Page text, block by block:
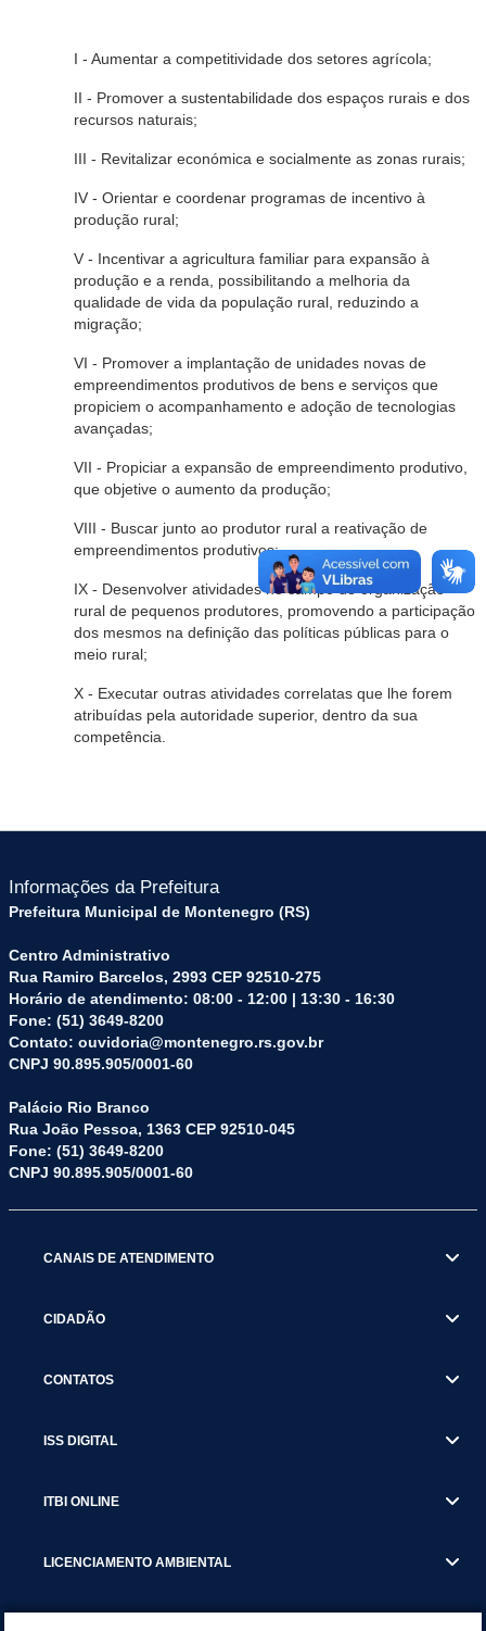
I - Aumentar a competitividade dos setores agrícola;
II - Promover a sustentabilidade dos espaços rurais e dos
recursos naturais;
III - Revitalizar económica e socialmente as zonas rurais;
IV - Orientar e coordenar programas de incentivo à
produção rural;
V - Incentivar a agricultura familiar para expansão à
produção e a renda, possibilitando a melhoria da
qualidade de vida da população rural, reduzindo a
migração;
VI - Promover a implantação de unidades novas de
empreendimentos produtivos de bens e serviços que
propiciem o acompanhamento e adoção de tecnologias
avançadas;
VII - Propiciar a expansão de empreendimento produtivo,
que objetive o aumento da produção;
VIII - Buscar junto ao produtor rural a reativação de
empreendimentos produtivos;
IX - Desenvolver atividades no campo de organização
rural de pequenos produtores, promovendo a participação
dos mesmos na definição das políticas públicas para o
meio rural;
X - Executar outras atividades correlatas que lhe forem
atribuídas pela autoridade superior, dentro da sua
competência.
Informações da Prefeitura
Prefeitura Municipal de Montenegro (RS)
Centro Administrativo
Rua Ramiro Barcelos, 2993 CEP 92510-275
Horário de atendimento: 08:00 - 12:00 | 13:30 - 16:30
Fone: (51) 3649-8200
Contato: ouvidoria@montenegro.rs.gov.br
CNPJ 90.895.905/0001-60
Palácio Rio Branco
Rua João Pessoa, 1363 CEP 92510-045
Fone: (51) 3649-8200
CNPJ 90.895.905/0001-60
CANAIS DE ATENDIMENTO
CIDADÃO
CONTATOS
ISS DIGITAL
ITBI ONLINE
LICENCIAMENTO AMBIENTAL